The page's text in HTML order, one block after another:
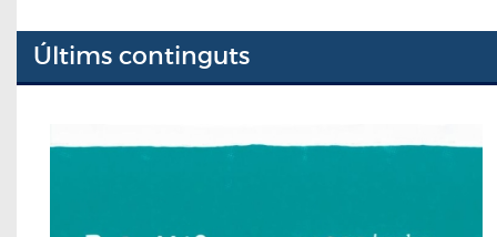
Últims continguts